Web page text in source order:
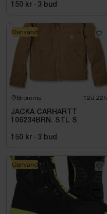
SVART. STL 42
150 kr · 3 bud
Bromma 12d 22h
JACKA CARHARTT
106234BRN. STL S
150 kr · 3 bud
Oanvänd
Oanvänd